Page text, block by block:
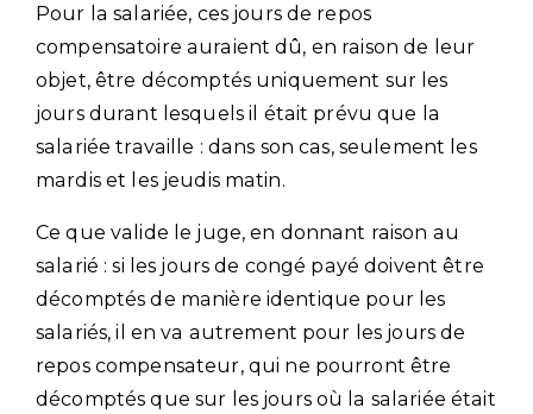
Pour la salariée, ces jours de repos
compensatoire auraient dû, en raison de leur
objet, être décomptés uniquement sur les
jours durant lesquels il était prévu que la
salariée travaille : dans son cas, seulement les
mardis et les jeudis matin.
Ce que valide le juge, en donnant raison au
salarié : si les jours de congé payé doivent être
décomptés de manière identique pour les
salariés, il en va autrement pour les jours de
repos compensateur, qui ne pourront être
décomptés que sur les jours où la salariée était